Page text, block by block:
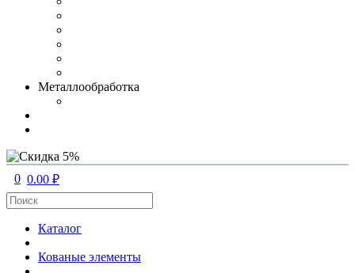
Металлообработка
0 0.00 ₽
Каталог
Кованые элементы